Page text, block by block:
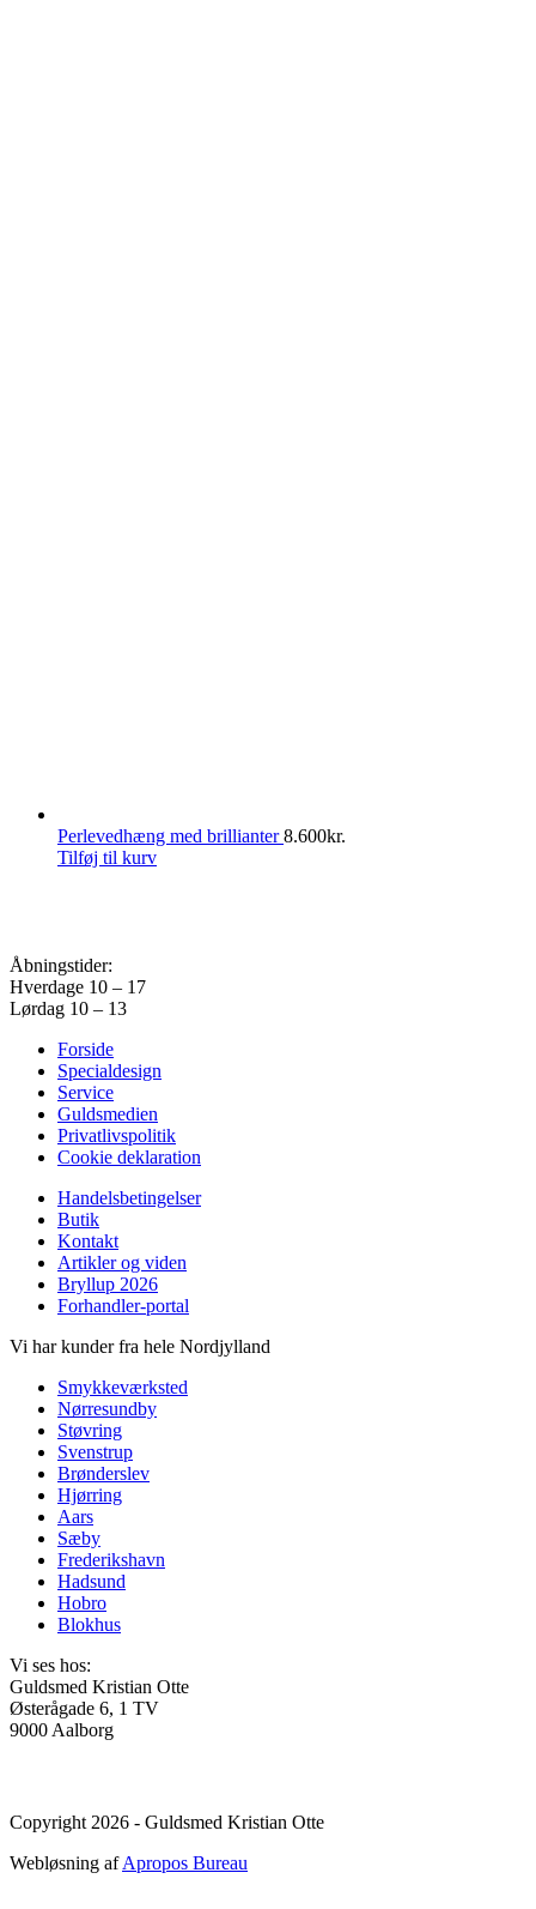
Perlevedhæng med brillianter8.600kr.
Tilføj til kurv
Åbningstider:
Hverdage 10 – 17
Lørdag 10 – 13
Forside
Specialdesign
Service
Guldsmedien
Privatlivspolitik
Cookie deklaration
Handelsbetingelser
Butik
Kontakt
Artikler og viden
Bryllup 2026
Forhandler-portal
Vi har kunder fra hele Nordjylland
Smykkeværksted
Nørresundby
Støvring
Svenstrup
Brønderslev
Hjørring
Aars
Sæby
Frederikshavn
Hadsund
Hobro
Blokhus
Vi ses hos:
Guldsmed Kristian Otte
Østerågade 6, 1 TV
9000 Aalborg
Copyright 2026 - Guldsmed Kristian Otte
Webløsning afApropos Bureau